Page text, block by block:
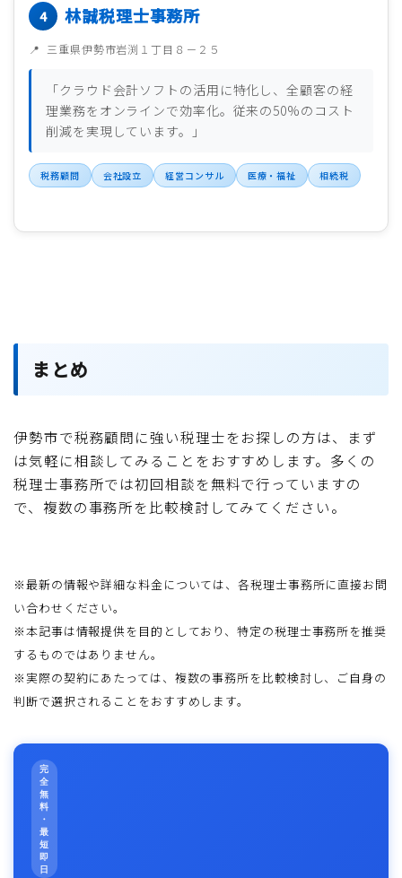
林誠税理士事務所
三重県伊勢市岩渕１丁目８－２５
「クラウド会計ソフトの活用に特化し、全顧客の経
理業務をオンラインで効率化。従来の50%のコスト
削減を実現しています。」
税務顧問 会社設立 経営コンサル 医療・福祉 相続税
まとめ
伊勢市で税務顧問に強い税理士をお探しの方は、まず
は気軽に相談してみることをおすすめします。多くの
税理士事務所では初回相談を無料で行っていますの
で、複数の事務所を比較検討してみてください。
※最新の情報や詳細な料金については、各税理士事務所に直接お問
い合わせください。
※本記事は情報提供を目的としており、特定の税理士事務所を推奨
するものではありません。
※実際の契約にあたっては、複数の事務所を比較検討し、ご自身の
判断で選択されることをおすすめします。
完
全
無
料
・
最
短
即
日